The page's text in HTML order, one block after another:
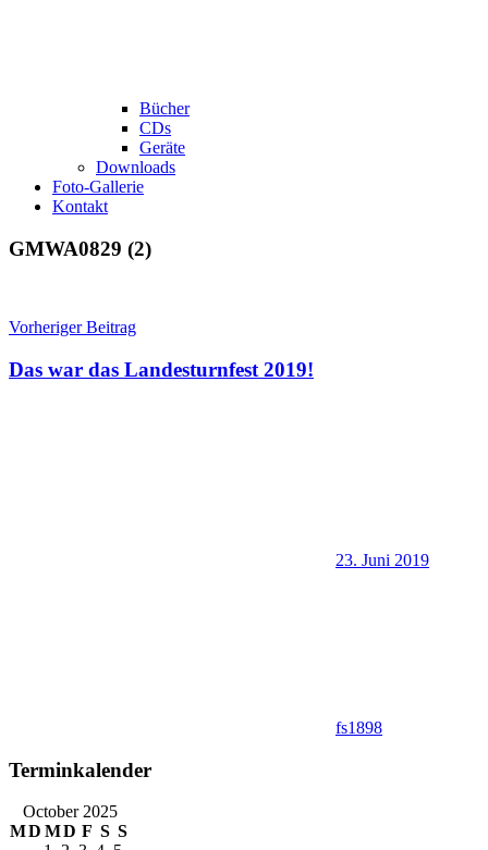
Bücher
CDs
Geräte
Downloads
Foto-Gallerie
Kontakt
GMWA0829 (2)
Beitragsnavigation
Vorheriger Beitrag
Das war das Landesturnfest 2019!
23. Juni 2019
fs1898
Terminkalender
October 2025
MD MD F S S